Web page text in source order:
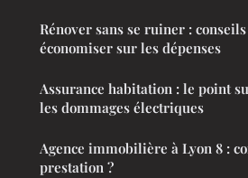
Rénover sans se ruiner :
économiser sur les dépenses
Assurance habitation : le point
les dommages électriques
Agence immobilière à Lyon 8 :
prestation ?